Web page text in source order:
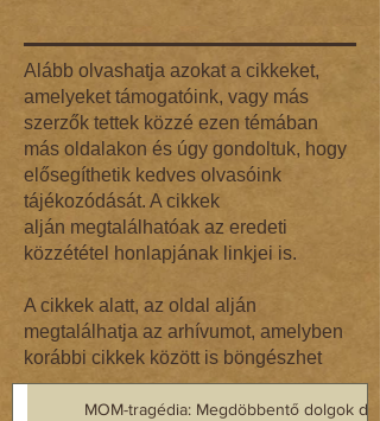
Alább olvashatja azokat a cikkeket,
amelyeket támogatóink, vagy más
szerzők tettek közzé ezen témában
más oldalakon és úgy gondoltuk, hogy
elősegíthetik kedves olvasóink
tájékozódását. A cikkek
alján megtalálhatóak az eredeti
közzététel honlapjának linkjei is.
A cikkek alatt, az oldal alján
megtalálhatja az arhívumot, amelyben
korábbi cikkek között is böngészhet
MOM-tragédia: Megdöbbentő dol­gok